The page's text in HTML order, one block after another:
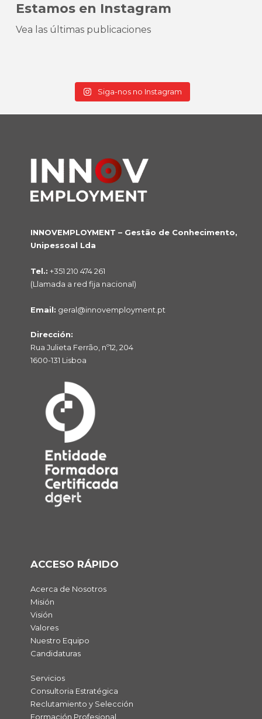
Estamos en Instagram
Vea las últimas publicaciones
Siga-nos no Instagram
INNOVEMPLOYMENT – Gestão de Conhecimento,
Unipessoal Lda
Tel.: +351 210 474 261
(Llamada a red fija nacional)
Email: geral@innovemployment.pt
Dirección:
Rua Julieta Ferrão, nº12, 204
1600-131 Lisboa
ACCESO RÁPIDO
Acerca de Nosotros
Misión
Visión
Valores
Nuestro Equipo
Candidaturas
Servicios
Consultoria Estratégica
Reclutamiento y Selección
Formación Profesional